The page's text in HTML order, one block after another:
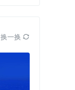
换一换 